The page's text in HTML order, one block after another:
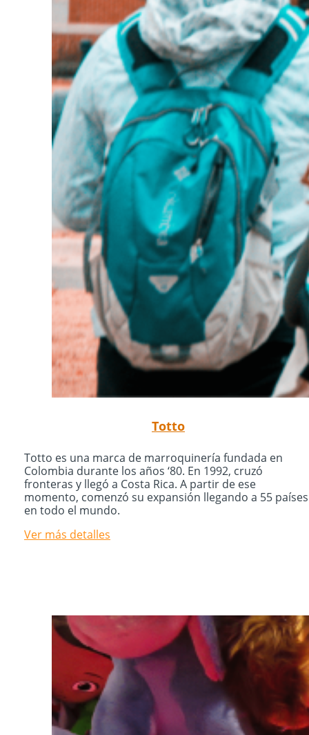
Totto
Totto es una marca de marroquinería fundada en
Colombia durante los años ‘80. En 1992, cruzó
fronteras y llegó a Costa Rica. A partir de ese
momento, comenzó su expansión llegando a 55 países
en todo el mundo.
Ver más detalles